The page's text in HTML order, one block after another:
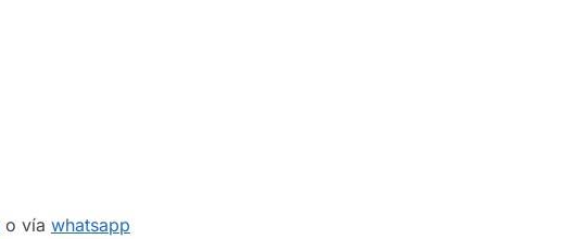
o vía whatsapp